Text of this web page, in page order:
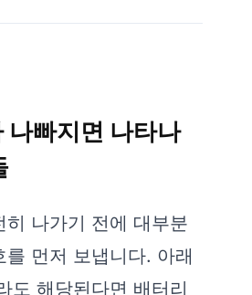
나빠지면 나타나
히 나가기 전에 대부분
를 먼저 보냅니다. 아래
도 해당된다면 배터리